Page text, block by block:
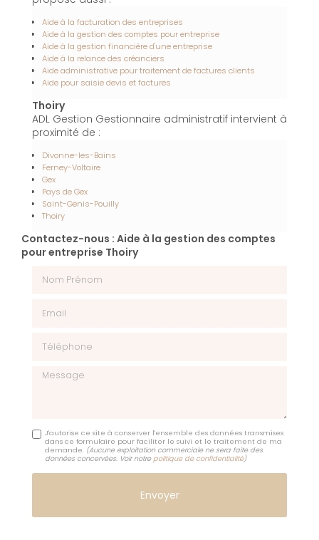
Aide à la facturation des entreprises
Aide à la gestion des comptes pour entreprise
Aide à la gestion financière d'une entreprise
Aide à la relance des créanciers
Aide administrative pour traitement de factures clients
Aide pour saisie devis et factures
Thoiry
ADL Gestion Gestionnaire administratif intervient à
proximité de :
Divonne-les-Bains
Ferney-Voltaire
Gex
Pays de Gex
Saint-Genis-Pouilly
Thoiry
Contactez-nous : Aide à la gestion des comptes
pour entreprise Thoiry
Message
J'autorise ce site à conserver l'ensemble des données transmises
dans ce formulaire pour faciliter le suivi et le traitement de ma
demande. (Aucune exploitation commerciale ne sera faite des
données concervées. Voir notre politique de confidentialité)